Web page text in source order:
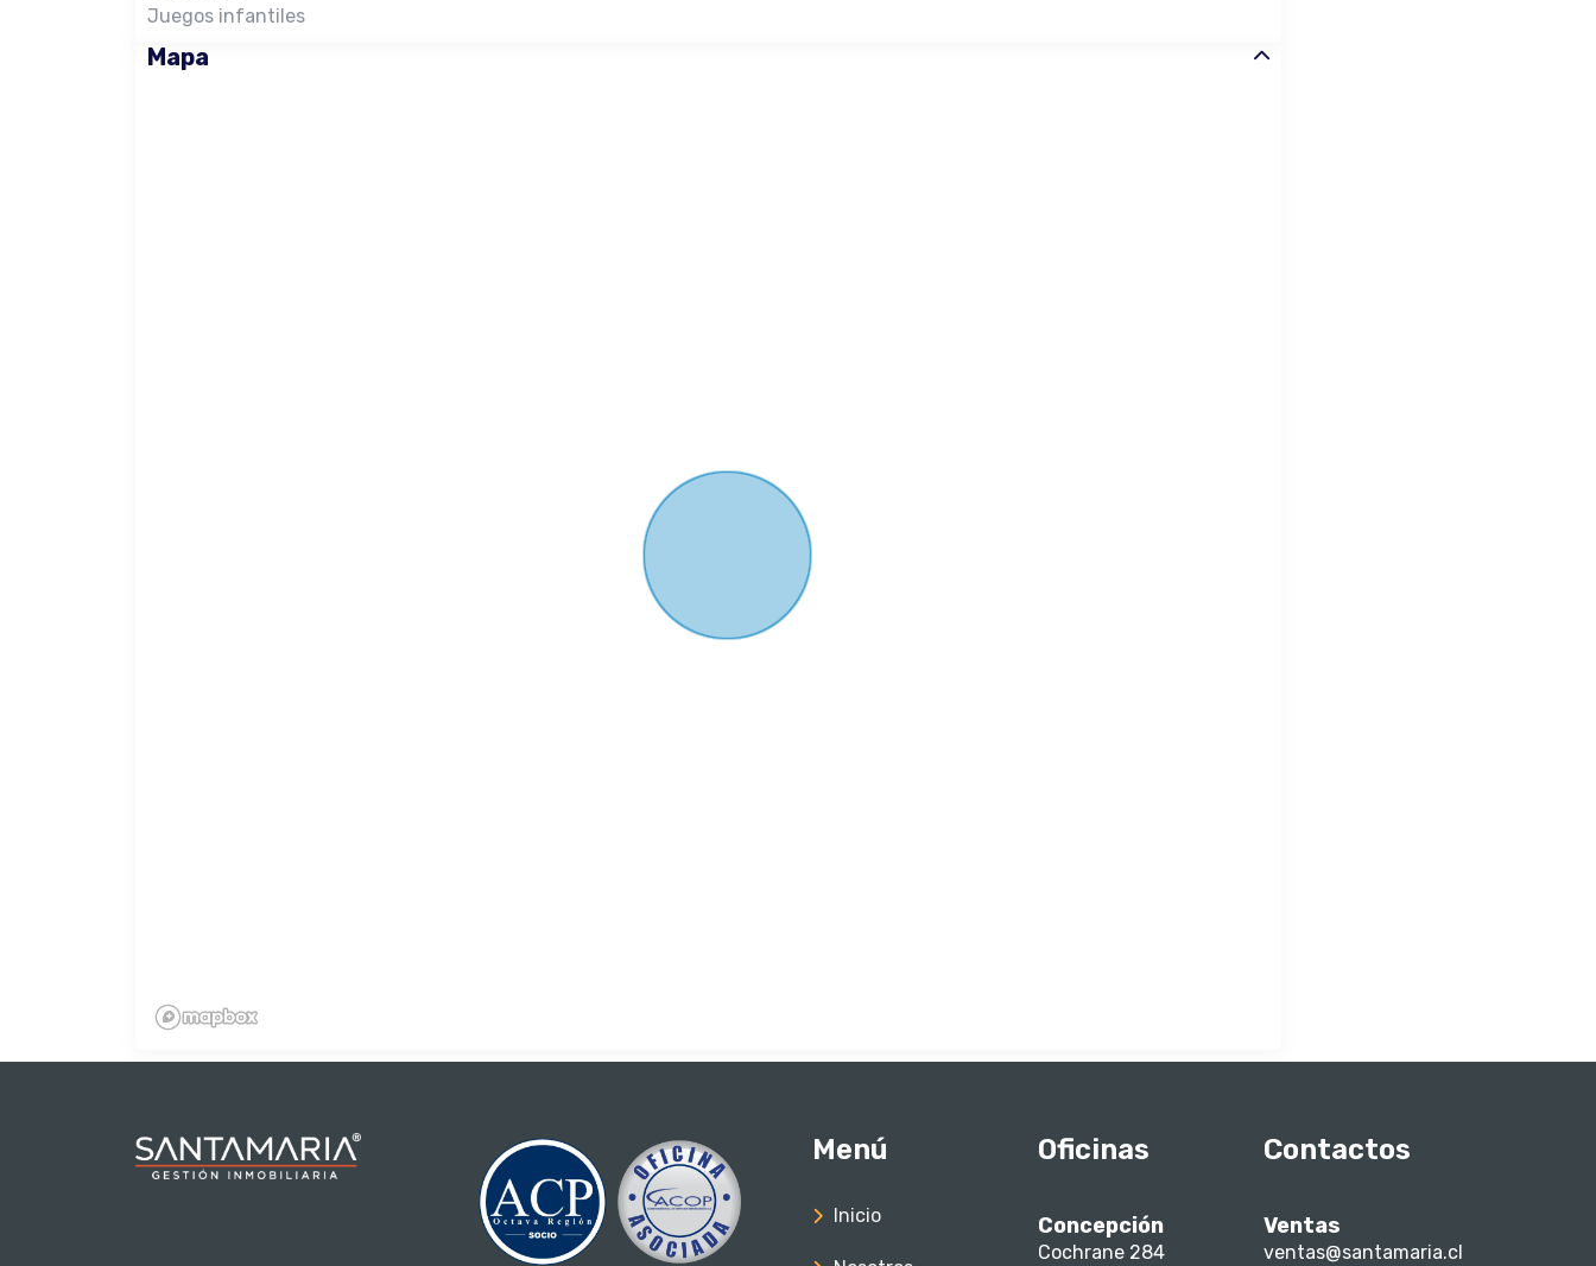
Juegos infantiles
Mapa
Menú
Inicio
Oficinas
Concepción
Cochrane 284
Contactos
Ventas
ventas@santamaria.cl